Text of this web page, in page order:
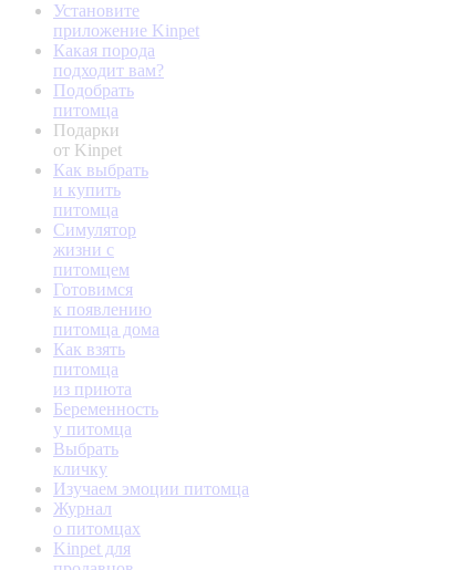
Установите
приложение Kinpet
Какая порода
подходит вам?
Подобрать
питомца
Подарки
от Kinpet
Как выбрать
и купить
питомца
Симулятор
жизни с
питомцем
Готовимся
к появлению
питомца дома
Как взять
питомца
из приюта
Беременность
у питомца
Выбрать
кличку
Изучаем эмоции питомца
Журнал
о питомцах
Kinpet для